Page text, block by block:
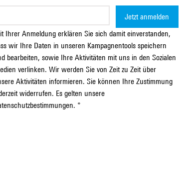
Jetzt anmelden
Ihrer Anmeldung erklären Sie sich damit einverstanden,
wir Ihre Daten in unseren Kampagnentools speichern
bearbeiten, sowie Ihre Aktivitäten mit uns in den Sozialen
verlinken. Wir werden Sie von Zeit zu Zeit über
Aktivitäten informieren. Sie können Ihre Zustimmung
widerrufen. Es gelten unsere
*